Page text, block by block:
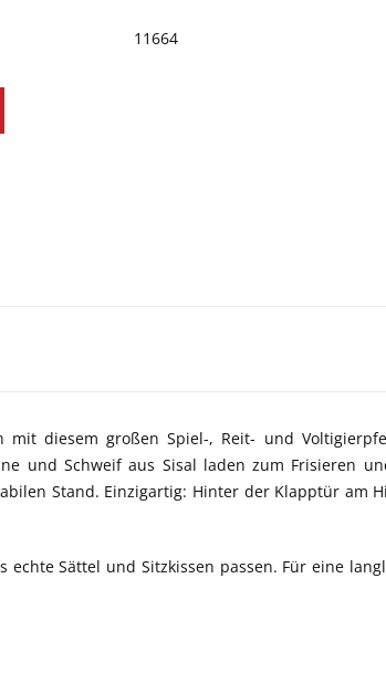
11664
diesem großen Spiel-, Reit- und
und Schweif aus Sisal laden zum Frisieren
Stand. Einzigartig: Hinter der Klapptür am
Sättel und Sitzkissen passen. Für eine